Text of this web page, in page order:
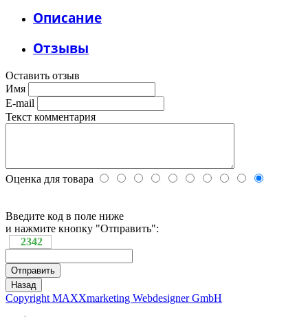
Описание
Отзывы
Оставить отзыв
Имя
E-mail
Текст комментария
Оценка для товара
Введите код в поле ниже
и нажмите кнопку "Отправить":
2342
Copyright MAXXmarketing Webdesigner GmbH